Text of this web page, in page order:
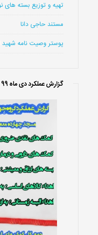
تهیه و توزیع بسته های
مستند حاجی دانا
پوستر وصیت نامه شهید
گزارش عملکرد دی ماه 99